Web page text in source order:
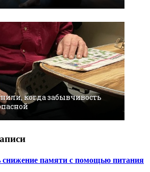
когда забывчивость
снижение памяти с помощью питания